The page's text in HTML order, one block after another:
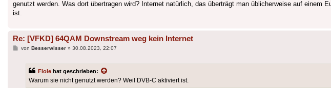
genutzt werden. Was dort übertragen wird? Internet natürlich, das überträgt man üblicherweise auf einem
ist.
Re: [VFKD] 64QAM Downstream weg kein Internet
Beitrag
von Besserwisser» 30.08.2023, 22:07
Flole hat geschrieben:
Warum sie nicht genutzt werden? Weil DVB-C aktiviert ist.